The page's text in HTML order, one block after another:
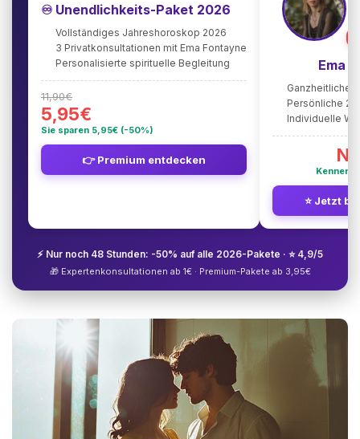
♾️ Unendlichkeits-Paket 2026
Vollständiges Jahreshoroskop 2026
3 Privatkonsultationen mit Ema Fontayne
Personalisierte spirituelle Begleitung
11,90€
5,95€
Sie sparen 5,95€ (-50%)
👉 Premium entdecken
Ema
Ganzheitliche
Persönliche
Individuelle
⭐ Jetzt
⚡ Nur noch 48 Stunden: -50% auf alle 2026-Pakete · ⭐ 4,9/5
🎁 Expertenkonsultationen ab 1€ · Premium-Pakete ab 3,95€